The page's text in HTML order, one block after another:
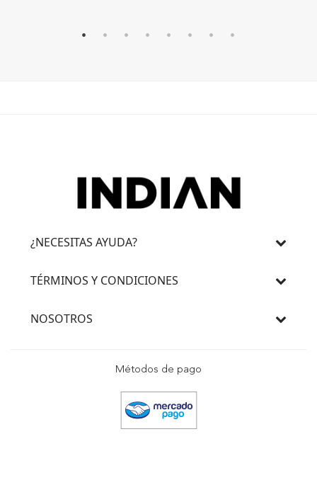
¿NECESITAS AYUDA?
TÉRMINOS Y CONDICIONES
NOSOTROS
Métodos de pago